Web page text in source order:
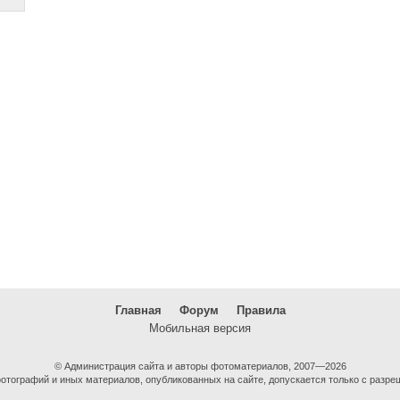
Главная Форум
Правила
Мобильная версия
© Администрация сайта и авторы фотоматериалов, 2007—2026
и иных материалов, опубликованных на сайте, допускается только с